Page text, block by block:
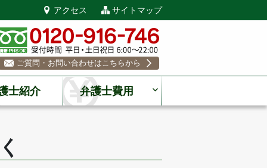
アクセス サイトマップ
ご質問・お問い合わせはこちらから
士紹介 弁護士費用